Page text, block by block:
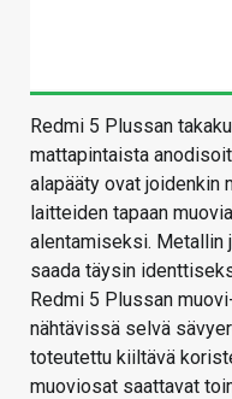
Redmi 5 Plussan
mattapintaista
alapääty ovat joidenkin
laitteiden tapaan
alentamiseksi. Metallin
saada täysin
Redmi 5 Plussan
nähtävissä selvä
toteutettu kiiltävä
muoviosat saattavat